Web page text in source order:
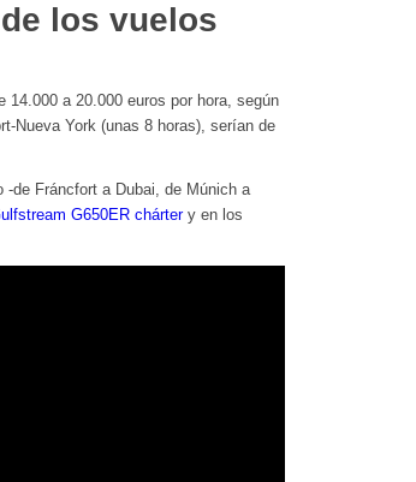
los vuelos
14.000 a 20.000 euros por hora, según
Nueva York (unas 8 horas), serían de
-de Fráncfort a Dubai, de Múnich a
G650ER chártery en los